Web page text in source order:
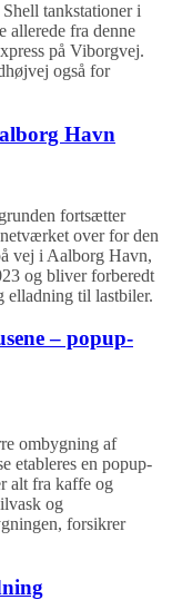
tankstationer i
allerede fra denne
på Viborgvej.
også for
Havn
fortsætter
over for den
vej i Aalborg Havn,
og bliver forberedt
elladning til lastbiler.
– popup-
ombygning af
etableres en popup-
alt fra kaffe og
og
forsikrer